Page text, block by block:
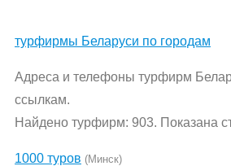
турфирмы Беларуси по городам
Адреса и телефоны турфирм
ссылкам.
Найдено турфирм: 903. Показана
1000 туров (Минск)